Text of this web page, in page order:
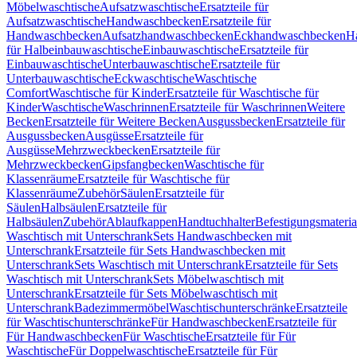
MöbelwaschtischeAufsatzwaschtischeErsatzteile für
AufsatzwaschtischeHandwaschbeckenErsatzteile für
HandwaschbeckenAufsatzhandwaschbeckenEckhandwaschbecken
für HalbeinbauwaschtischeEinbauwaschtischeErsatzteile für
EinbauwaschtischeUnterbauwaschtischeErsatzteile für
UnterbauwaschtischeEckwaschtischeWaschtische
ComfortWaschtische für KinderErsatzteile für Waschtische für
KinderWaschtischeWaschrinnenErsatzteile für WaschrinnenWeitere
BeckenErsatzteile für Weitere BeckenAusgussbeckenErsatzteile für
AusgussbeckenAusgüsseErsatzteile für
AusgüsseMehrzweckbeckenErsatzteile für
MehrzweckbeckenGipsfangbeckenWaschtische für
KlassenräumeErsatzteile für Waschtische für
KlassenräumeZubehörSäulenErsatzteile für
SäulenHalbsäulenErsatzteile für
HalbsäulenZubehörAblaufkappenHandtuchhalter
Waschtisch mit UnterschrankSets Handwaschbecken mit
UnterschrankErsatzteile für Sets Handwaschbecken mit
UnterschrankSets Waschtisch mit UnterschrankErsatzteile für Sets
Waschtisch mit UnterschrankSets Möbelwaschtisch mit
UnterschrankErsatzteile für Sets Möbelwaschtisch mit
UnterschrankBadezimmermöbelWaschtischunterschränkeErsatzteile
für WaschtischunterschränkeFür HandwaschbeckenErsatzteile für
Für HandwaschbeckenFür WaschtischeErsatzteile für Für
WaschtischeFür DoppelwaschtischeErsatzteile für Für